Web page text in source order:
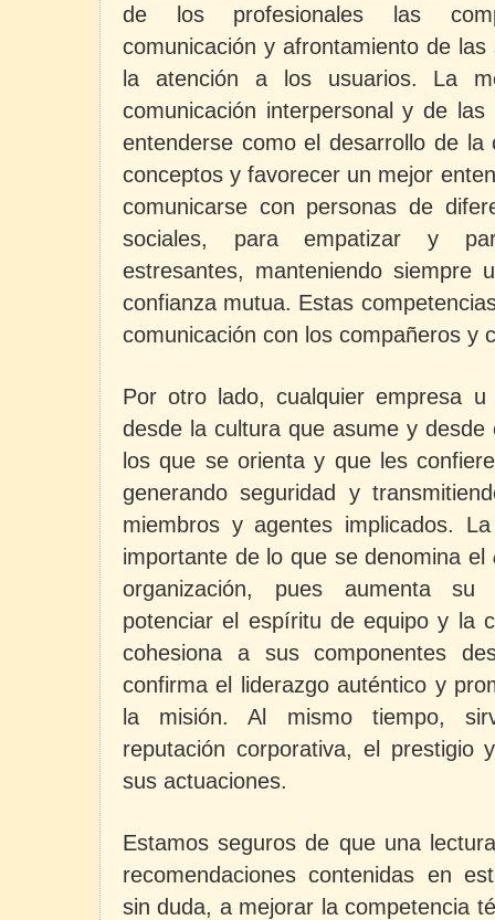
de los profesionales las
comunicación y afrontamiento de
la atención a los usuarios. La
comunicación interpersonal y de las
entenderse como el desarrollo de la
conceptos y favorecer un mejor
comunicarse con personas de
sociales, para empatizar y
estresantes, manteniendo siempre
confianza mutua. Estas
comunicación con los compañeros y
Por otro lado, cualquier empresa u
desde la cultura que asume y
los que se orienta y que les
generando seguridad y
miembros y agentes implicados.
importante de lo que se denomina el
organización, pues aumenta su
potenciar el espíritu de equipo y la
cohesiona a sus componentes
confirma el liderazgo auténtico y
la misión. Al mismo tiempo,
reputación corporativa, el prestigio
sus actuaciones.
Estamos seguros de que una
recomendaciones contenidas en
sin duda, a mejorar la competencia